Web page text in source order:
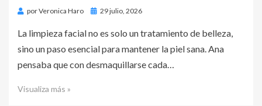
porVeronica Haro
Publicado
29 julio, 2026
La limpieza facial no es solo un tratamiento de belleza,
sino un paso esencial para mantener la piel sana. Ana
pensaba que con desmaquillarse cada…
Visualiza más »